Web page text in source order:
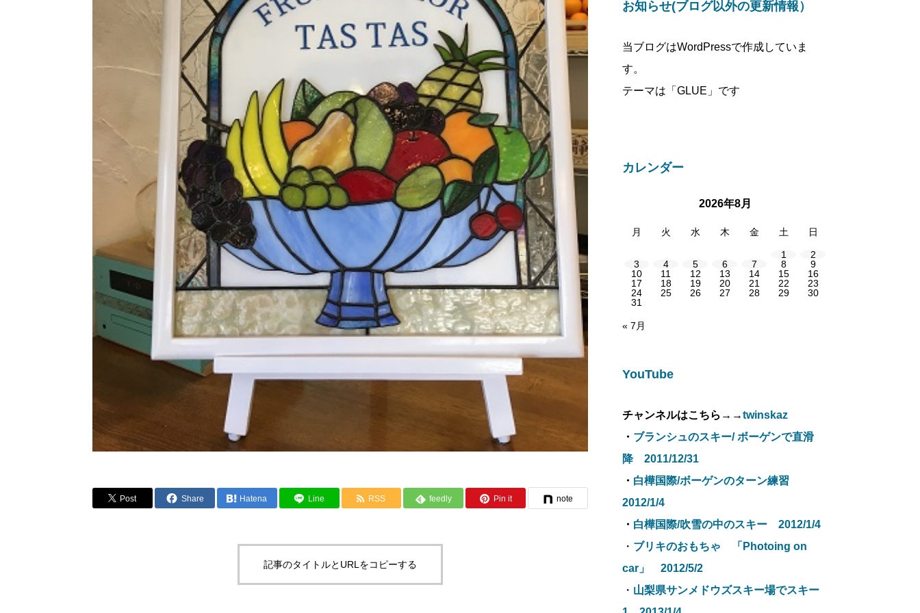
Post Share Hatena Line RSS feedly Pin it note
記事のタイトルとURLをコピーする
お知らせ(ブログ以外の更新情報）
当ブログはWordPressで作成していま
す。
テーマは「GLUE」です
カレンダー
2026年8月
月 火 水 木 金 土 日
1
2
3
4 5 6 7 8
9
10
11 12 13 14 15
16
17
18 19 20 21 22
23
24
25 26 27 28 29
30
31
« 7月
YouTube
チャンネルはこちら→→twinskaz
・ ブランシュのスキー/ ボーゲンで直滑
降 2011/12/31
・ 白樺国際/ボーゲンのターン練習
2012/1/4
・ 白樺国際/吹雪の中のスキー 2012/1/4
・ ブリキのおもちゃ 「Photoing on
car」 2012/5/2
・ 山梨県サンメドウズスキー場でスキー